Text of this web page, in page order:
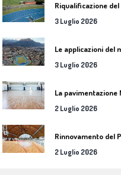
Riqualificazione
3 Luglio 2026
3 Luglio 2026
2 Luglio 2026
Rinnovamento del
2 Luglio 2026